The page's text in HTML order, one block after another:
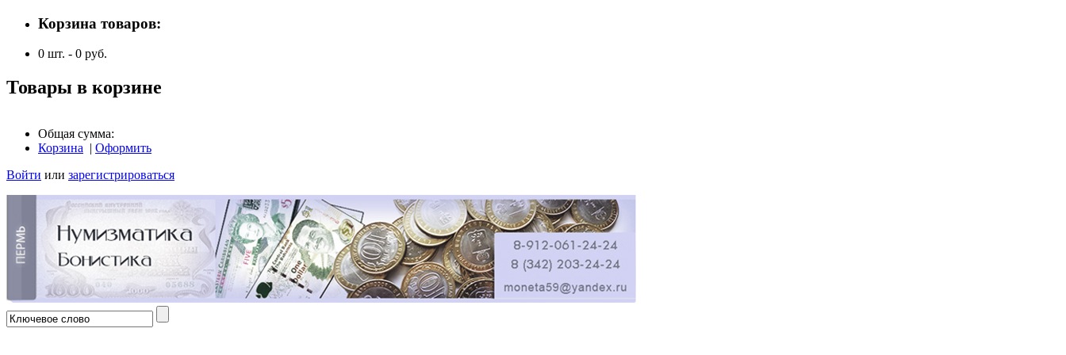
Корзина товаров:
0 шт. - 0 руб.
Товары в корзине
Общая сумма:
Корзина | Оформить
Войти или зарегистрироваться